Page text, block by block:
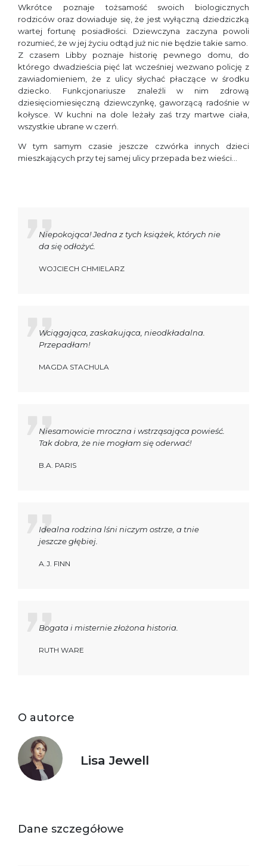
Wkrótce poznaje tożsamość swoich biologicznych
rodziców oraz dowiaduje się, że jest wyłączną dziedziczką
wartej fortunę posiadłości. Dziewczyna zaczyna powoli
rozumieć, że w jej życiu odtąd już nic nie będzie takie samo.
Z czasem Libby poznaje historię pewnego domu, do
którego dwadzieścia pięć lat wcześniej wezwano policję z
zawiadomieniem, że z ulicy słychać płaczące w środku
dziecko. Funkcjonariusze znaleźli w nim zdrową
dziesięciomiesięczną dziewczynkę, gaworzącą radośnie w
kołysce. W kuchni na dole leżały zaś trzy martwe ciała,
wszystkie ubrane w czerń.
W tym samym czasie jeszcze czwórka innych dzieci
mieszkających przy tej samej ulicy przepada bez wieści…
Niepokojąca! Jedna z tych książek, których nie
da się odłożyć.
WOJCIECH CHMIELARZ
Wciągająca, zaskakująca, nieodkładalna.
Przepadłam!
MAGDA STACHULA
Niesamowicie mroczna i wstrząsająca powieść.
Tak dobra, że nie mogłam się oderwać!
B.A. PARIS
Idealna rodzina lśni niczym ostrze, a tnie
jeszcze głębiej.
A.J. FINN
Bogata i misternie złożona historia.
RUTH WARE
O autorce
Lisa Jewell
Dane szczegółowe